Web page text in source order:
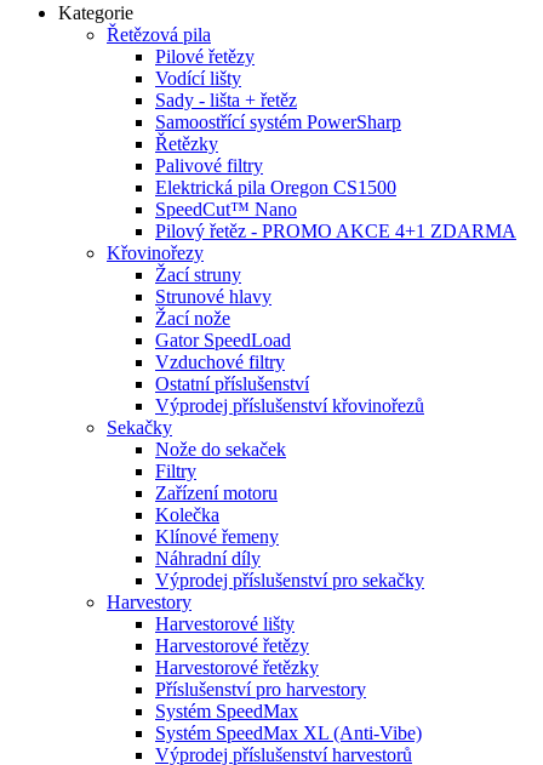
Kategorie
Řetězová pila
Pilové řetězy
Vodící lišty
Sady - lišta + řetěz
Samoostřící systém PowerSharp
Řetězky
Palivové filtry
Elektrická pila Oregon CS1500
SpeedCut™ Nano
Pilový řetěz - PROMO AKCE 4+1 ZDARMA
Křovinořezy
Žací struny
Strunové hlavy
Žací nože
Gator SpeedLoad
Vzduchové filtry
Ostatní příslušenství
Výprodej příslušenství křovinořezů
Sekačky
Nože do sekaček
Filtry
Zařízení motoru
Kolečka
Klínové řemeny
Náhradní díly
Výprodej příslušenství pro sekačky
Harvestory
Harvestorové lišty
Harvestorové řetězy
Harvestorové řetězky
Příslušenství pro harvestory
Systém SpeedMax
Systém SpeedMax XL (Anti-Vibe)
Výprodej příslušenství harvestorů